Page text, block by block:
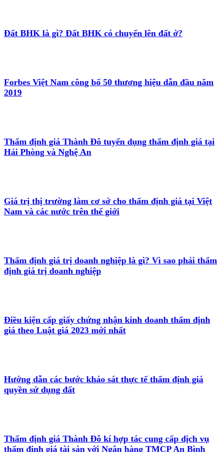
Đất BHK là gì? Đất BHK có chuyển lên đất ở?
Forbes Việt Nam công bố 50 thương hiệu dẫn đầu năm
2019
Thẩm định giá Thành Đô tuyển dụng thẩm định giá tại
Hải Phòng và Nghệ An
Giá trị thị trường làm cơ sở cho thẩm định giá tại Việt
Nam và các nước trên thế giới
Thẩm định giá trị doanh nghiệp là gì? Vì sao phải thẩm
định giá trị doanh nghiệp
Điều kiện cấp giấy chứng nhận kinh doanh thẩm định
giá theo Luật giá 2023 mới nhất
Hướng dẫn các bước khảo sát thực tế thẩm định giá
quyền sử dụng đất
Thẩm định giá Thành Đô kí hợp tác cung cấp dịch vụ
thẩm định giá tài sản với Ngân hàng TMCP An Bình